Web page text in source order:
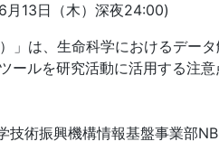
13日（木）深夜24:00)
」は、生命科学におけるデー
ルを研究活動に活用する注意
技術振興機構情報基盤事業部